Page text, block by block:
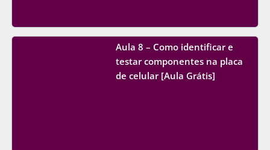
Aula 8 – Como identificar e
testar componentes na placa
de celular [Aula Grátis]